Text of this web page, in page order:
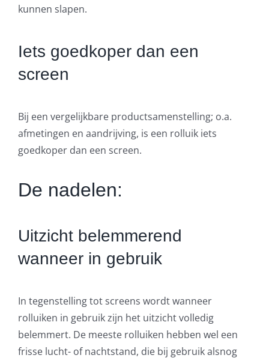
kunnen slapen.
Iets goedkoper dan een
screen
Bij een vergelijkbare productsamenstelling; o.a.
afmetingen en aandrijving, is een rolluik iets
goedkoper dan een screen.
De nadelen:
Uitzicht belemmerend
wanneer in gebruik
In tegenstelling tot screens wordt wanneer
rolluiken in gebruik zijn het uitzicht volledig
belemmert. De meeste rolluiken hebben wel een
frisse lucht- of nachtstand, die bij gebruik alsnog